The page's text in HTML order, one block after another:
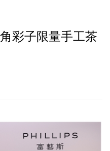
彩子限量手工茶